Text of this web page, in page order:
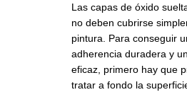
Las capas de óxido
no deben cubrirse
pintura. Para conseguir
adherencia duradera y
eficaz, primero hay que
tratar a fondo la